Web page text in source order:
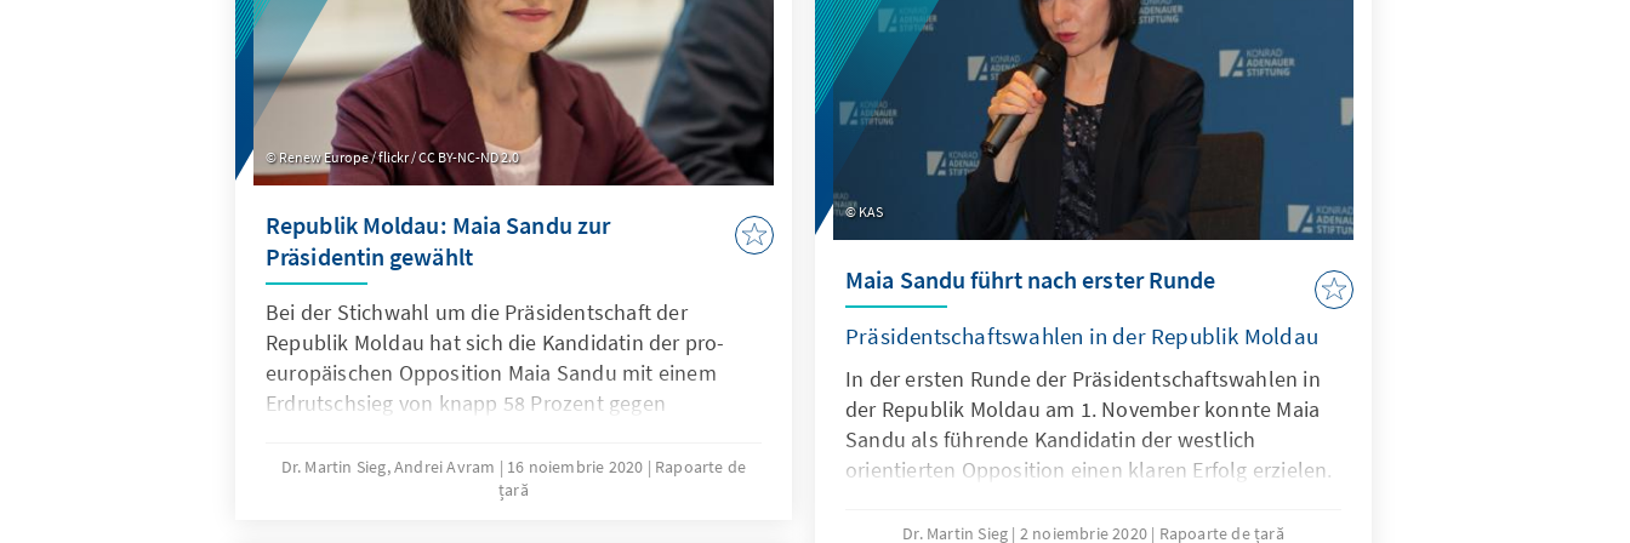
soll am 11.7. stattfinden.
Renew Europe / flickr / CC BY-NC-ND 2.0
Republik Moldau: Maia Sandu zur
Präsidentin gewählt
Bei der Stichwahl um die Präsidentschaft der
Republik Moldau hat sich die Kandidatin der pro-
europäischen Opposition Maia Sandu mit einem
Erdrutschsieg von knapp 58 Prozent gegen
steht erstmals eine Frau an der Spitze des Landes.
Mit knapp 53 Prozent lag die Wahlbeteiligung
Dr. Martin Sieg, Andrei Avram 16 noiembrie 2020
Rapoarte de
țară
KAS
Maia Sandu führt nach erster Runde
Präsidentschaftswahlen in der Republik Moldau
In der ersten Runde der Präsidentschaftswahlen in
der Republik Moldau am 1. November konnte Maia
Sandu als führende Kandidatin der westlich
orientierten Opposition einen klaren Erfolg erzielen.
dem russlandnahen Amtsinhaber Igor Dodon, der
Dr. Martin Sieg 2 noiembrie 2020 Rapoarte de țară